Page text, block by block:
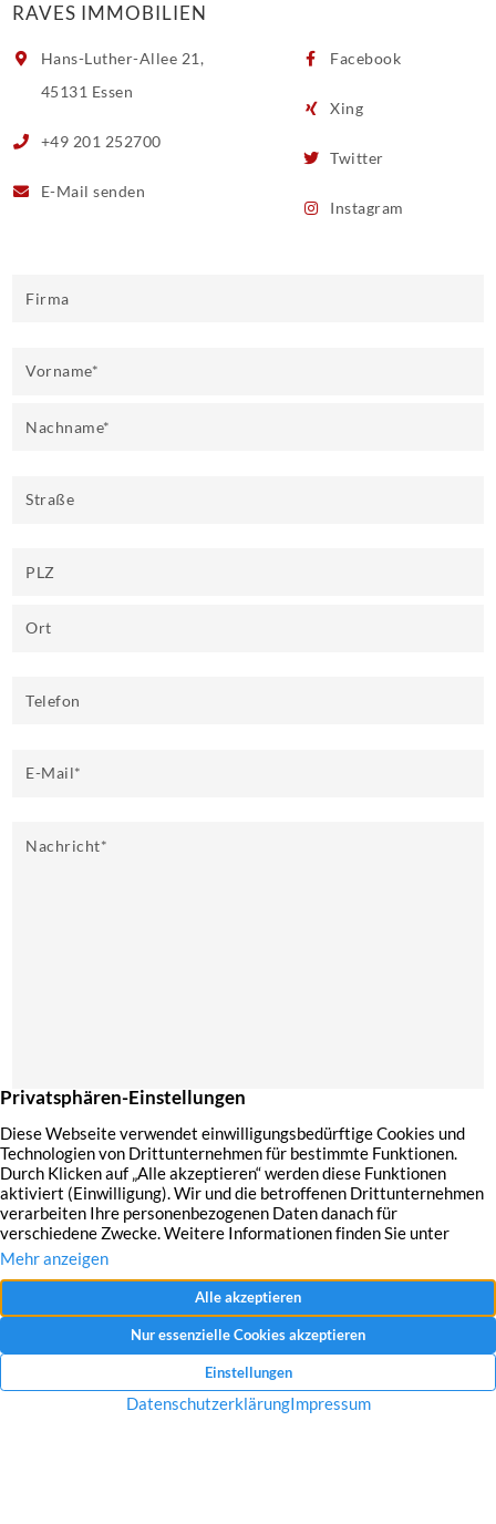
RAVES IMMOBILIEN
Hans-Luther-Allee 21,
45131 Essen
+49 201 252700
E-Mailsenden
Facebook
Xing
Twitter
Instagram
Firma
Vorname*
Nachname*
Straße
PLZ
Ort
Telefon
E-Mail*
Nachricht*
und Verwendung Ihrer angegebenen Daten zum Zweck der Bearbeitung Ihrer
Datenschutzerklärung und Widerrufshinweise
Nachricht senden